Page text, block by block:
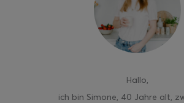
Hallo,
ich bin Simone, 40 Jahre alt,